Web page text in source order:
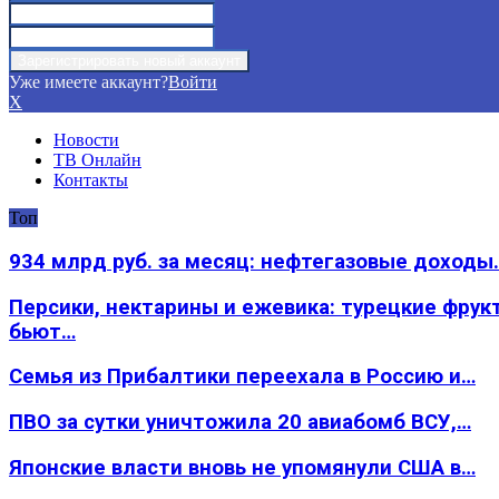
Уже имеете аккаунт?Войти
X
Новости
ТВ Онлайн
Контакты
Топ
934 млрд руб. за месяц: нефтегазовые
Персики, нектарины и ежевика: турецкие
бьют…
Семья из Прибалтики переехала в Россию и…
ПВО за сутки уничтожила 20 авиабомб ВСУ,…
Японские власти вновь не упомянули США в…